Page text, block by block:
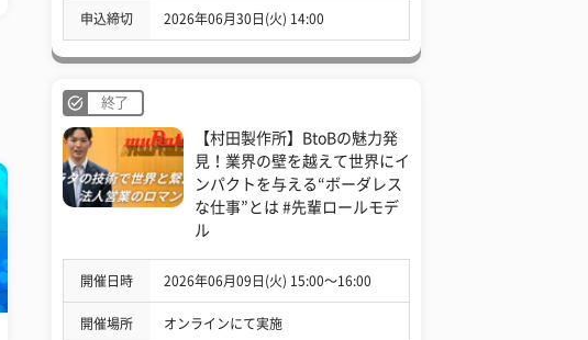
申込締切 2026年06月30日(火) 14:00
終了
【村田製作所】BtoBの魅力発
見！業界の壁を越えて世界にイ
ンパクトを与える“ボーダレス
な仕事”とは #先輩ロールモデ
ル
開催日時 2026年06月09日(火) 15:00〜16:00
開催場所 オンラインにて実施